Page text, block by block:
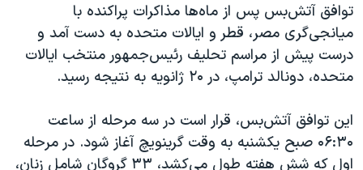
توافق آتش‌بس پس از ماه‌ها مذاکرات پراکنده با
میانجی‌گری مصر، قطر و ایالات متحده به دست آمد و
درست پیش از مراسم تحلیف رئیس‌جمهور منتخب ایالات
متحده، دونالد ترامپ، در ۲۰ ژانویه به نتیجه رسید.
این توافق آتش‌بس، قرار است در سه مرحله از ساعت
۰۶:۳۰ صبح یکشنبه به وقت گرینویچ آغاز شود. در مرحله
اول که شش هفته طول می‌کشد، ۳۳ گروگان شامل زنان،